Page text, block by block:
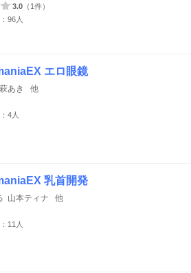
3.0 （1件）
96人
エロ眼鏡
あき 他
4人
乳首開発
山本ティナ 他
11人